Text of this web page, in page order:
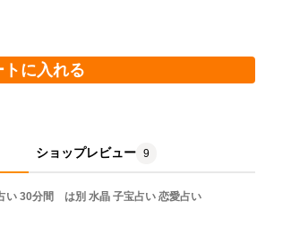
トに入れる
ショップレビュー 9
い 30分間 は別 水晶 子宝占い 恋愛占い